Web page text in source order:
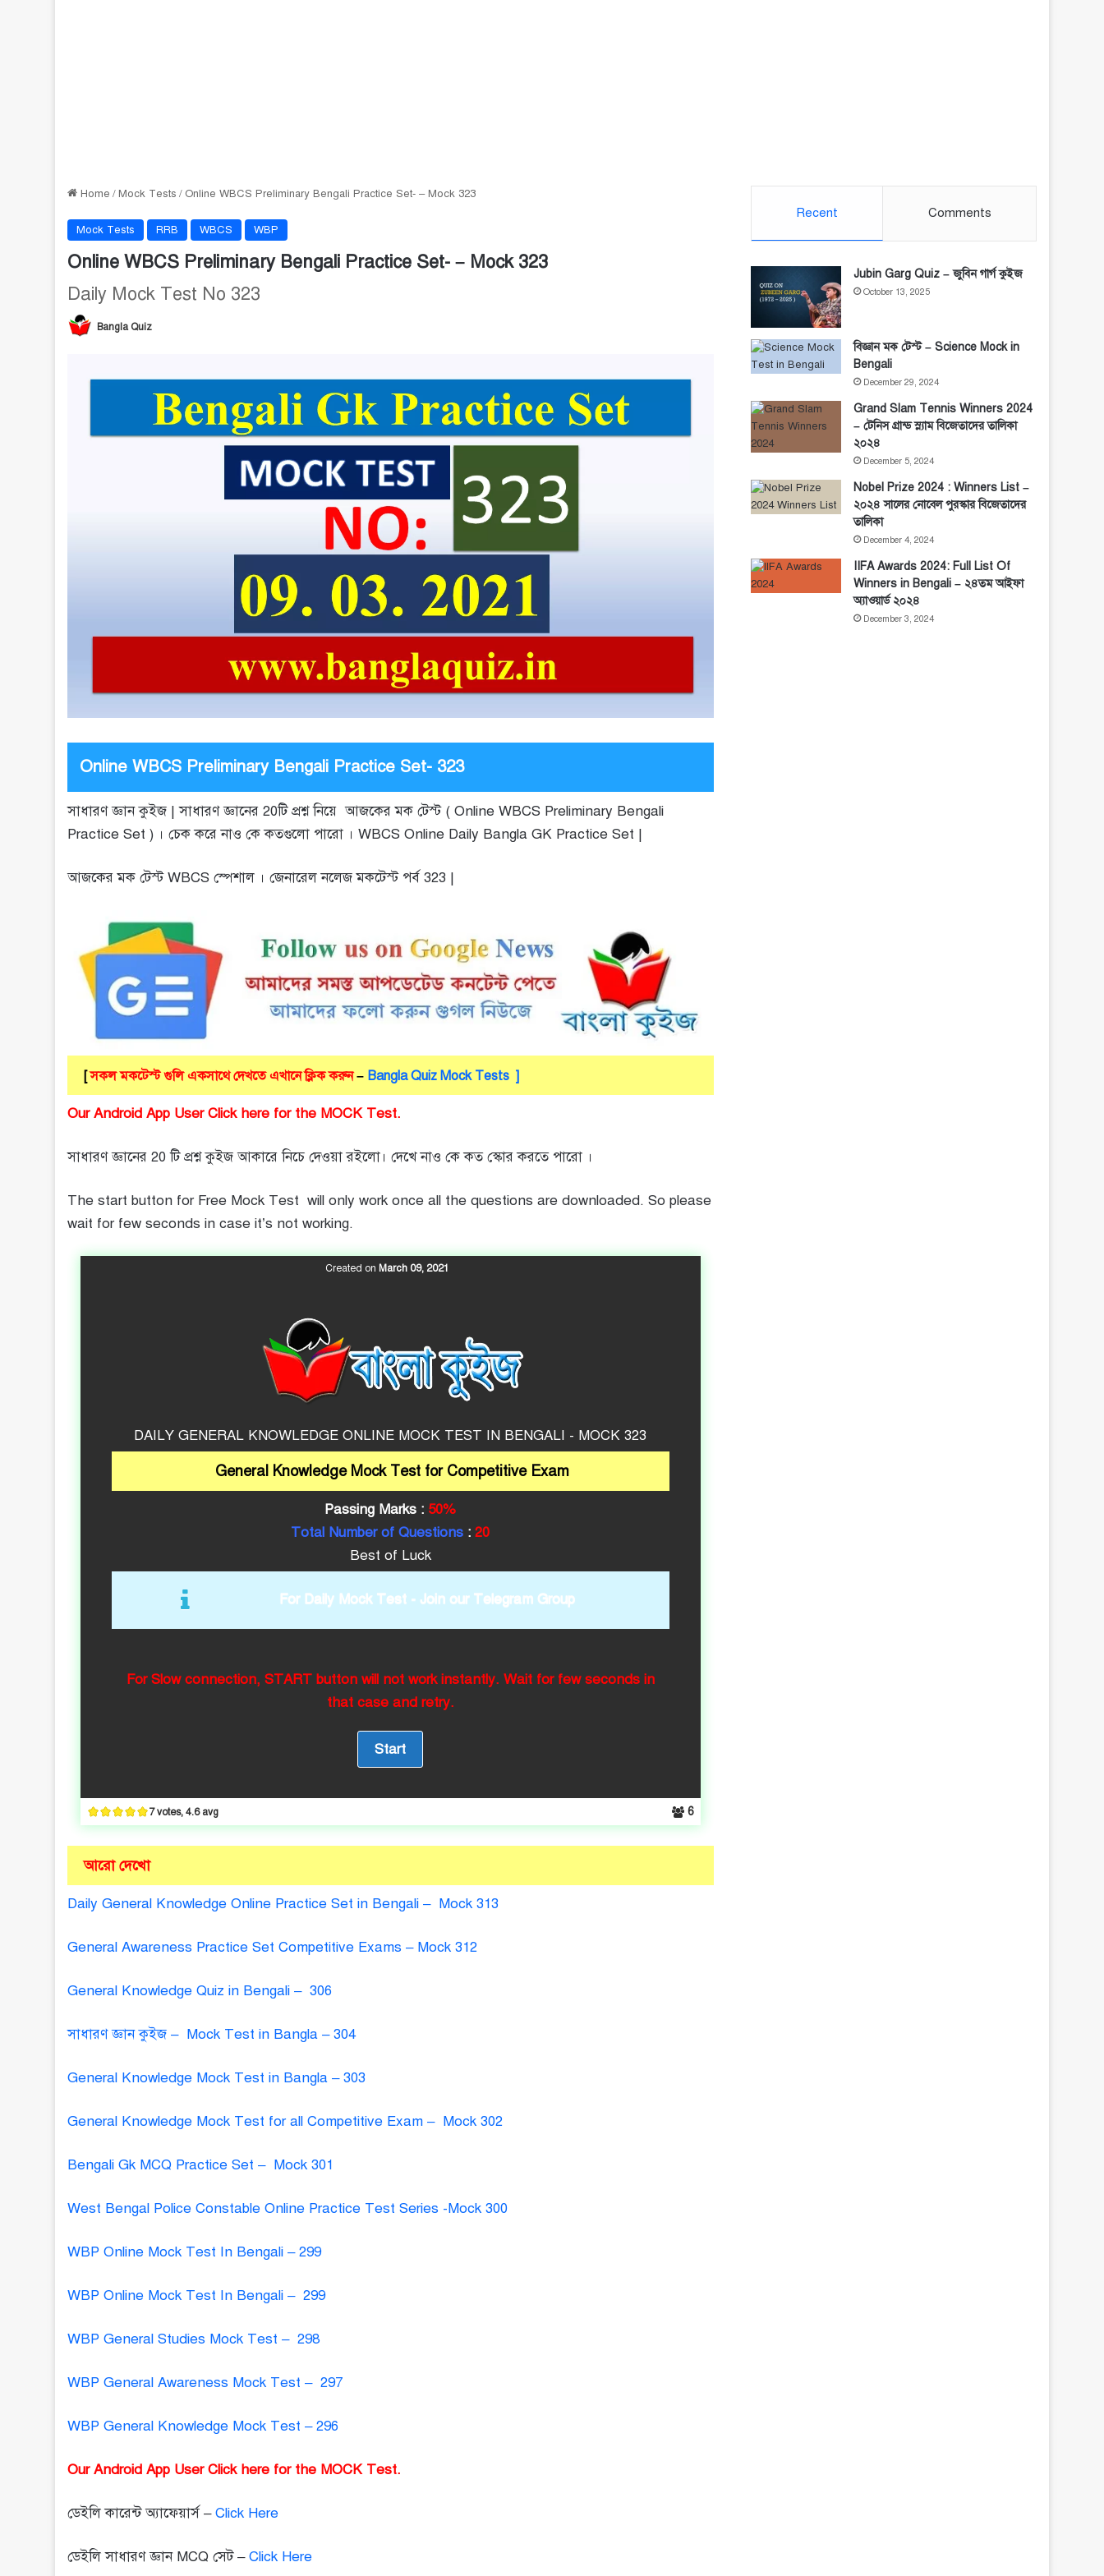
Home / Mock Tests / Online WBCS Preliminary Bengali Practice Set- – Mock 323
Mock Tests RRB WBCS WBP
Online WBCS Preliminary Bengali Practice Set- – Mock 323
Daily Mock Test No 323
Bangla Quiz
Online WBCS Preliminary Bengali Practice Set- 323
সাধারণ জ্ঞান কুইজ | সাধারণ জ্ঞানের 20টি প্রশ্ন নিয়ে আজকের মক টেস্ট ( Online WBCS Preliminary Bengali
Practice Set ) । চেক করে নাও কে কতগুলো পারো । WBCS Online Daily Bangla GK Practice Set |
আজকের মক টেস্ট WBCS স্পেশাল । জেনারেল নলেজ মকটেস্ট পর্ব 323 |
[সকল মকটেস্ট গুলি একসাথে দেখতে এখানে ক্লিক করুন– Bangla Quiz Mock Tests ]
Our Android App User Click here for the MOCK Test.
সাধারণ জ্ঞানের 20 টি প্রশ্ন কুইজ আকারে নিচে দেওয়া রইলো। দেখে নাও কে কত স্কোর করতে পারো ।
The start button for Free Mock Test will only work once all the questions are downloaded. So please
wait for few seconds in case it’s not working.
7 votes, 4.6 avg 6
Created on March 09, 2021
DAILY GENERAL KNOWLEDGE ONLINE MOCK TEST IN BENGALI - MOCK 323
General Knowledge Mock Test for Competitive Exam
Passing Marks : 50%
Total Number of Questions :20
Best of Luck
For Daily Mock Test - Join our Telegram Group
For Slow connection, START button will not work instantly. Wait for few seconds in
that case and retry.
আরো দেখো
Daily General Knowledge Online Practice Set in Bengali – Mock 313
General Awareness Practice Set Competitive Exams – Mock 312
General Knowledge Quiz in Bengali – 306
সাধারণ জ্ঞান কুইজ – Mock Test in Bangla – 304
General Knowledge Mock Test in Bangla – 303
General Knowledge Mock Test for all Competitive Exam – Mock 302
Bengali Gk MCQ Practice Set – Mock 301
West Bengal Police Constable Online Practice Test Series -Mock 300
WBP Online Mock Test In Bengali – 299
WBP Online Mock Test In Bengali – 299
WBP General Studies Mock Test – 298
WBP General Awareness Mock Test – 297
WBP General Knowledge Mock Test – 296
Our Android App User Click here for the MOCK Test.
ডেইলি কারেন্ট অ্যাফেয়ার্স –Click Here
ডেইলি সাধারণ জ্ঞান MCQ সেট –Click Here
Recent Comments
Jubin Garg Quiz – জুবিন গার্গ কুইজ
October 13, 2025
বিজ্ঞান মক টেস্ট – Science Mock in
Bengali
December 29, 2024
Grand Slam Tennis Winners 2024
– টেনিস গ্রান্ড স্ল্যাম বিজেতাদের তালিকা
২০২৪
December 5, 2024
Nobel Prize 2024 : Winners List –
২০২৪ সালের নোবেল পুরস্কার বিজেতাদের
তালিকা
December 4, 2024
IIFA Awards 2024: Full List Of
Winners in Bengali – ২৪তম আইফা
অ্যাওয়ার্ড ২০২৪
December 3, 2024